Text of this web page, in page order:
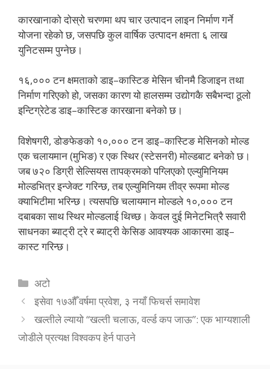
कारखानाको दोस्रो चरणमा थप चार उत्पादन लाइन निर्माण गर्ने
योजना रहेको छ, जसपछि कुल वार्षिक उत्पादन क्षमता ६ लाख
युनिटसम्म पुग्नेछ।
१६,००० टन क्षमताको डाइ–कास्टिङ मेसिन चीनमै डिजाइन तथा
निर्माण गरिएको हो, जसका कारण यो हालसम्म उद्योगकै सबैभन्दा ठूलो
इन्टिग्रेटेड डाइ–कास्टिङ कारखाना बनेको छ।
विशेषगरी, डोङफेङको १०,००० टन डाइ–कास्टिङ मेसिनको मोल्ड
एक चलायमान (मुभिङ) र एक स्थिर (स्टेसनरी) मोल्डबाट बनेको छ।
जब ७२० डिग्री सेल्सियस तापक्रमको पग्लिएको एल्युमिनियम
मोल्डभित्र इन्जेक्ट गरिन्छ, तब एल्युमिनियम तीव्र रूपमा मोल्ड
क्याभिटीमा भरिन्छ। त्यसपछि चलायमान मोल्डले १०,००० टन
दबाबका साथ स्थिर मोल्डलाई थिच्छ। केवल दुई मिनेटभित्रै सवारी
साधनका ब्याट्री ट्रे र ब्याट्री केसिङ आवश्यक आकारमा डाइ–
कास्ट गरिन्छ।
Categories
अटो
इसेवा १७औँ वर्षमा प्रवेश, ३ नयाँ फिचर्स समावेश
खल्तीले ल्यायो “खल्ती चलाऊ, वर्ल्ड कप जाऊ”: एक भाग्यशाली
जोडीले प्रत्यक्ष विश्वकप हेर्न पाउने